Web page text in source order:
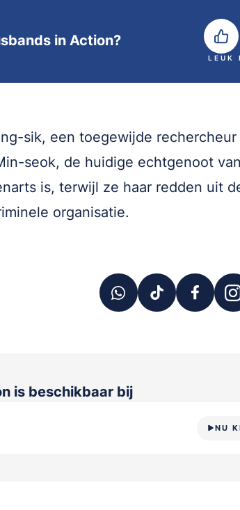
in Action?
LEUK
sik, een toegewijde rechercheur
seok, de huidige echtgenoot
is, terwijl ze haar redden uit
organisatie.
is beschikbaar bij
NU